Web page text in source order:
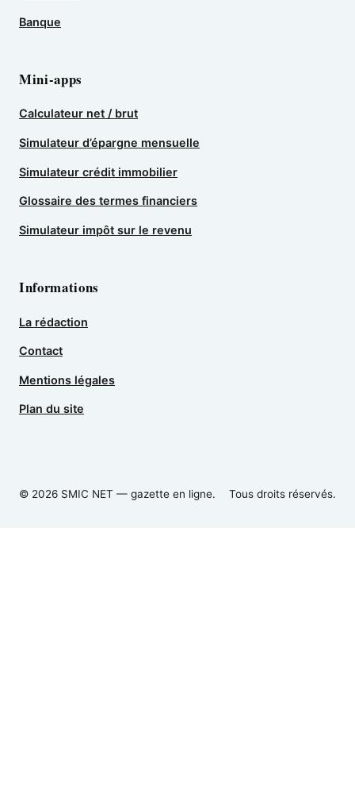
Banque
Mini-apps
Calculateur net / brut
Simulateur d’épargne mensuelle
Simulateur crédit immobilier
Glossaire des termes financiers
Simulateur impôt sur le revenu
Informations
La rédaction
Contact
Mentions légales
Plan du site
© 2026 SMIC NET — gazette en ligne. Tous droits réservés.